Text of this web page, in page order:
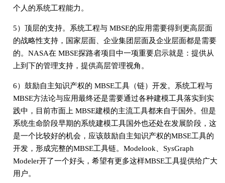
个人的系统工程能力。
5）顶层的支持。系统工程与 MBSE的应用需要得到更高层面
的战略性支持，国家层面、企业集团层面及企业层面都是需要
的。NASA在 MBSE探路者项目中一项重要启示就是：提供从
上到下的管理支持，提供高层管理视角。
6）鼓励自主知识产权的 MBSE工具（链）开发。系统工程与
MBSE方法论与应用最终还是需要通过各种建模工具落实到实
践中，目前市面上 MBSE建模的主流工具都来自于国外。但是
系统生命阶段早期的系统建模工具国外也还处在发展阶段，这
是一个比较好的机会，应该鼓励自主知识产权的MBSE工具的
开发，形成完整的MBSE工具链。Modelook、SysGraph
Modeler开了一个好头，希望有更多这样MBSE工具提供给广大
用户。